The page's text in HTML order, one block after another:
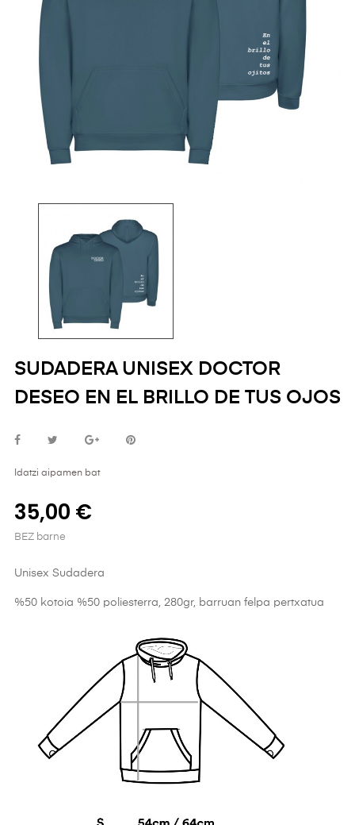
SUDADERA UNISEX DOCTOR
DESEO EN EL BRILLO DE TUS OJOS
Idatzi aipamen bat
35,00 €
BEZ barne
Unisex Sudadera
%50 kotoia %50 poliesterra, 280gr, barruan felpa pertxatua